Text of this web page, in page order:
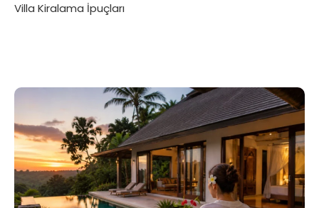
Villa Kiralama İpuçları